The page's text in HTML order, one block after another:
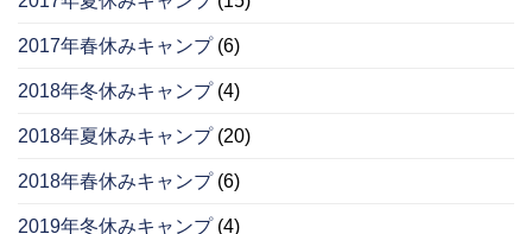
2017年春休みキャンプ(6)
2018年冬休みキャンプ(4)
2018年夏休みキャンプ(20)
2018年春休みキャンプ(6)
2019年冬休みキャンプ(4)